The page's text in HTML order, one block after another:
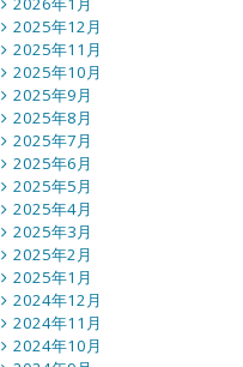
2025年12月
2025年11月
2025年10月
2025年9月
2025年8月
2025年7月
2025年6月
2025年5月
2025年4月
2025年3月
2025年2月
2025年1月
2024年12月
2024年11月
2024年10月